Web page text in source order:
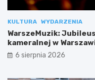
KULTURA WYDARZENIA
WarszeMuzik:
kameralnej w
6 sierpnia 2026